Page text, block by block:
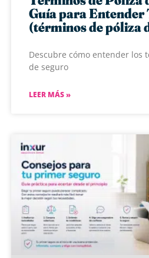
Guía para
(términos de póliza
Descubre cómo entender los
de seguro
LEER MÁS »